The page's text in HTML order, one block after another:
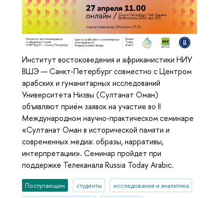
Институт востоковедения и африканистики НИУ
ВШЭ — Санкт-Петербург совместно с Центром
арабских и гуманитарных исследований
Университета Низвы (Султанат Оман)
объявляют приём заявок на участие во II
Международном научно-практическом семинаре
«Султанат Оман в исторической памяти и
современных медиа: образы, нарративы,
интерпретации». Семинар пройдет при
поддержке Телеканала Russia Today Arabic.
Поступающим студенты исследования и аналитика